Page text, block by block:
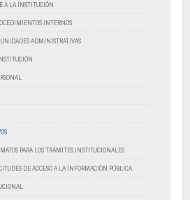
A LA INSTITUCIÓN
INTERNOS
ADMINISTRATIVAS
PARA LOS TRÁMITES INSTITUCIONALES
DE ACCESO A LA INFORMACIÓN PÚBLICA